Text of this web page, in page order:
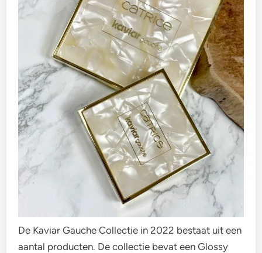
De Kaviar Gauche Collectie in 2022 bestaat uit een
aantal producten. De collectie bevat een Glossy